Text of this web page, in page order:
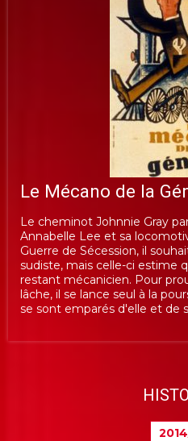
Le Mécano de la
Le cheminot Johnnie Gray
Annabelle Lee et sa
Guerre de Sécession, il
sudiste, mais celle-ci estime
restant mécanicien. Pour
lâche, il se lance seul à la
se sont emparés d'elle et de